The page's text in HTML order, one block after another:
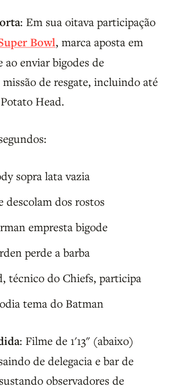
: Em sua oitava participação
Bowl, marca aposta em
ao enviar bigodes de
de resgate, incluindo até
Head.
sopra lata vazia
descolam dos rostos
empresta bigode
perde a barba
técnico do Chiefs, participa
tema do Batman
: Filme de 1'13" (abaixo)
de delegacia e bar de
observadores de